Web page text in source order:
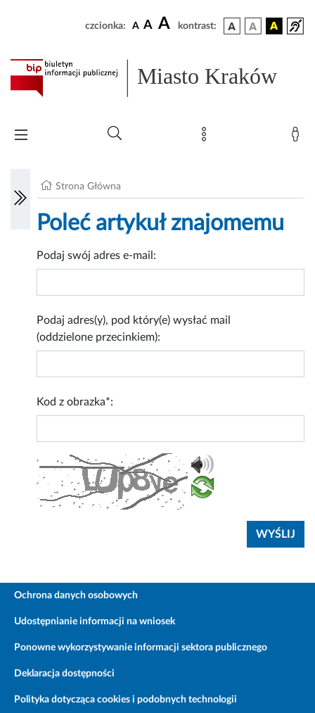
czcionka: A A A kontrast:
Miasto Kraków
Strona Główna
Poleć artykuł znajomemu
Podaj swój adres e-mail:
Podaj adres(y), pod który(e) wysłać mail
(oddzielone przecinkiem):
Kod z obrazka*:
Ochrona danych osobowych
Udostępnianie informacji na wniosek
Ponowne wykorzystywanie informacji sektora publicznego
Deklaracja dostępności
Polityka dotycząca cookies i podobnych technologii